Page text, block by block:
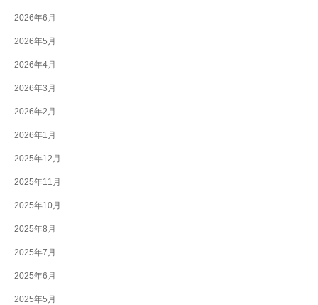
2026年6月
2026年5月
2026年4月
2026年3月
2026年2月
2026年1月
2025年12月
2025年11月
2025年10月
2025年8月
2025年7月
2025年6月
2025年5月